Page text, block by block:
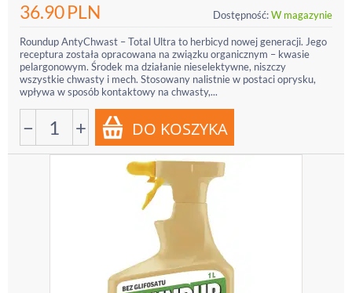
36.90PLN Dostępność:W magazynie
Roundup AntyChwast – Total Ultra to herbicyd nowej generacji. Jego
receptura została opracowana na związku organicznym – kwasie
pelargonowym. Środek ma działanie nieselektywne, niszczy
wszystkie chwasty i mech. Stosowany nalistnie w postaci oprysku,
wpływa w sposób kontaktowy na chwasty,...
− +